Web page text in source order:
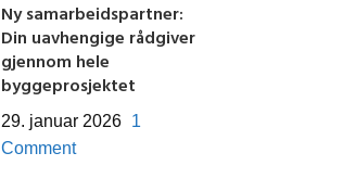
Ny samarbeidspartner:
Din uavhengige rådgiver
gjennom hele
byggeprosjektet
29. januar 2026 1
Comment